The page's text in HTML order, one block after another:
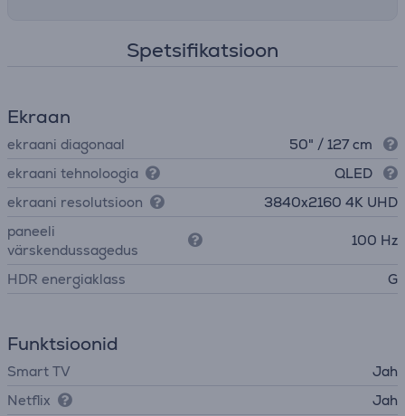
Spetsifikatsioon
Ekraan
ekraani diagonaal
50" / 127 cm
ekraani tehnoloogia
QLED
ekraani resolutsioon
3840х2160 4K UHD
paneeli
värskendussagedus
100 Hz
HDR energiaklass G
Funktsioonid
Smart TV
Jah
Netflix
Jah